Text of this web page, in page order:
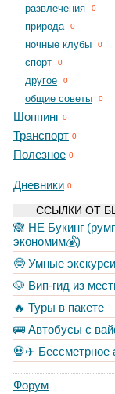
развлечения 0
природа 0
ночные клубы 0
спорт 0
другое 0
общие советы 0
Шоппинг 0
Транспорт 0
Полезное 0
Дневники 0
ССЫЛКИ ОТ
🙈 НЕ Букинг
экономим💰)
🤓 Умные
🐶 Вип-гид из
🔥 Туры в пакете
🚌 Автобусы с
💀✈️ Бессметрное
Форум